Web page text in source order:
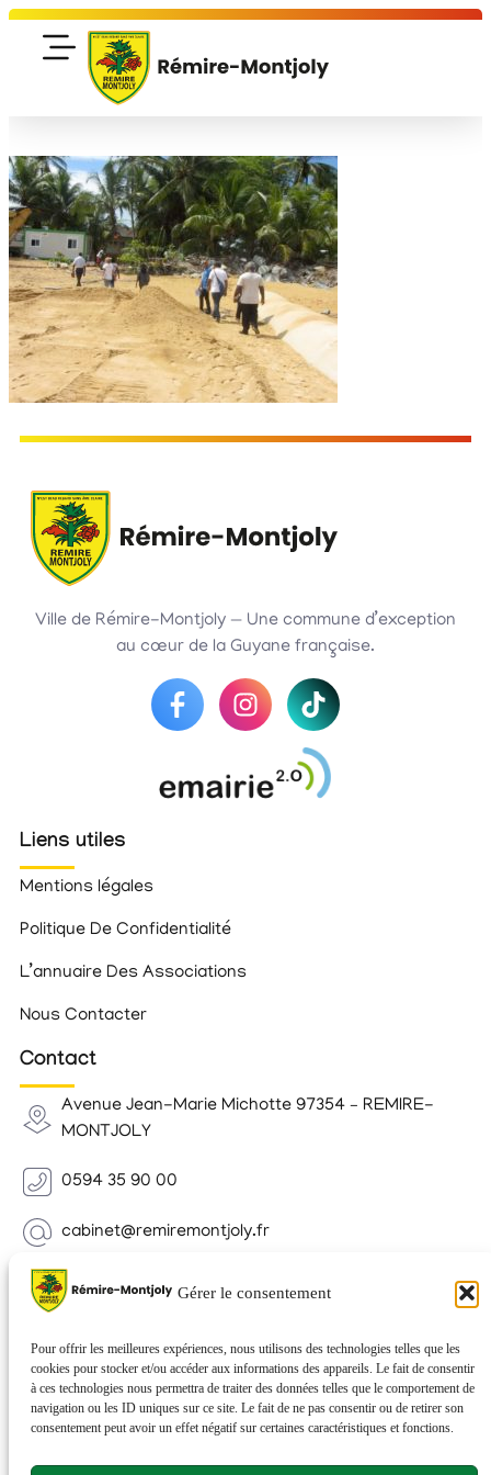
Gérer le consentement
Pour offrir les meilleures expériences, nous utilisons des technologies telles que les
cookies pour stocker et/ou accéder aux informations des appareils. Le fait de consentir
à ces technologies nous permettra de traiter des données telles que le comportement de
navigation ou les ID uniques sur ce site. Le fait de ne pas consentir ou de retirer son
consentement peut avoir un effet négatif sur certaines caractéristiques et fonctions.
contenu
Ville de Rémire-Montjoly — Une commune d’exception
au cœur de la Guyane française.
Liens utiles
Mentions légales
Politique De Confidentialité
L’annuaire Des Associations
Nous Contacter
Contact
Avenue Jean-Marie Michotte 97354 – REMIRE-
MONTJOLY
0594 35 90 00
cabinet@remiremontjoly.fr
Newsletter
nouvelles de votre commune.